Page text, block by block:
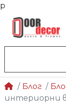
р
Блог
интериорни